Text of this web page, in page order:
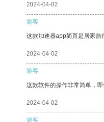
2024-04-02
游客
这款加速器app简直是居家旅
2024-04-02
游客
这款软件的操作非常简单，即
2024-04-02
游客